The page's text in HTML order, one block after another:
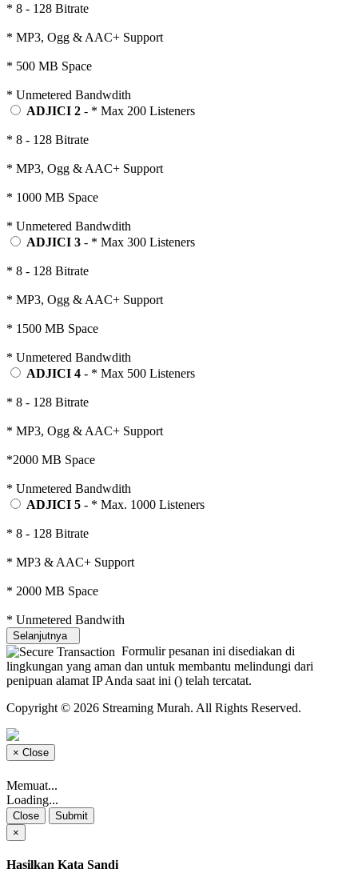
* 8 - 128 Bitrate
* MP3, Ogg & AAC+ Support
* 500 MB Space
* Unmetered Bandwdith
ADJICI 2 - * Max 200 Listeners
* 8 - 128 Bitrate
* MP3, Ogg & AAC+ Support
* 1000 MB Space
* Unmetered Bandwdith
ADJICI 3 - * Max 300 Listeners
* 8 - 128 Bitrate
* MP3, Ogg & AAC+ Support
* 1500 MB Space
* Unmetered Bandwdith
ADJICI 4 - * Max 500 Listeners
* 8 - 128 Bitrate
* MP3, Ogg & AAC+ Support
*2000 MB Space
* Unmetered Bandwdith
ADJICI 5 - * Max. 1000 Listeners
* 8 - 128 Bitrate
* MP3 & AAC+ Support
* 2000 MB Space
* Unmetered Bandwith
Selanjutnya
Formulir pesanan ini disediakan di
lingkungan yang aman dan untuk membantu melindungi dari
penipuan alamat IP Anda saat ini () telah tercatat.
Copyright © 2026 Streaming Murah. All Rights Reserved.
× Close
Memuat...
Loading...
Close
Submit
×
Hasilkan Kata Sandi